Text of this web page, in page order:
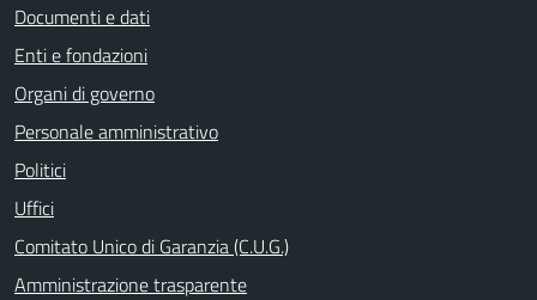
Documenti e dati
Enti e fondazioni
Organi di governo
Personale amministrativo
Politici
Uffici
Comitato Unico di Garanzia (C.U.G.)
Amministrazione trasparente